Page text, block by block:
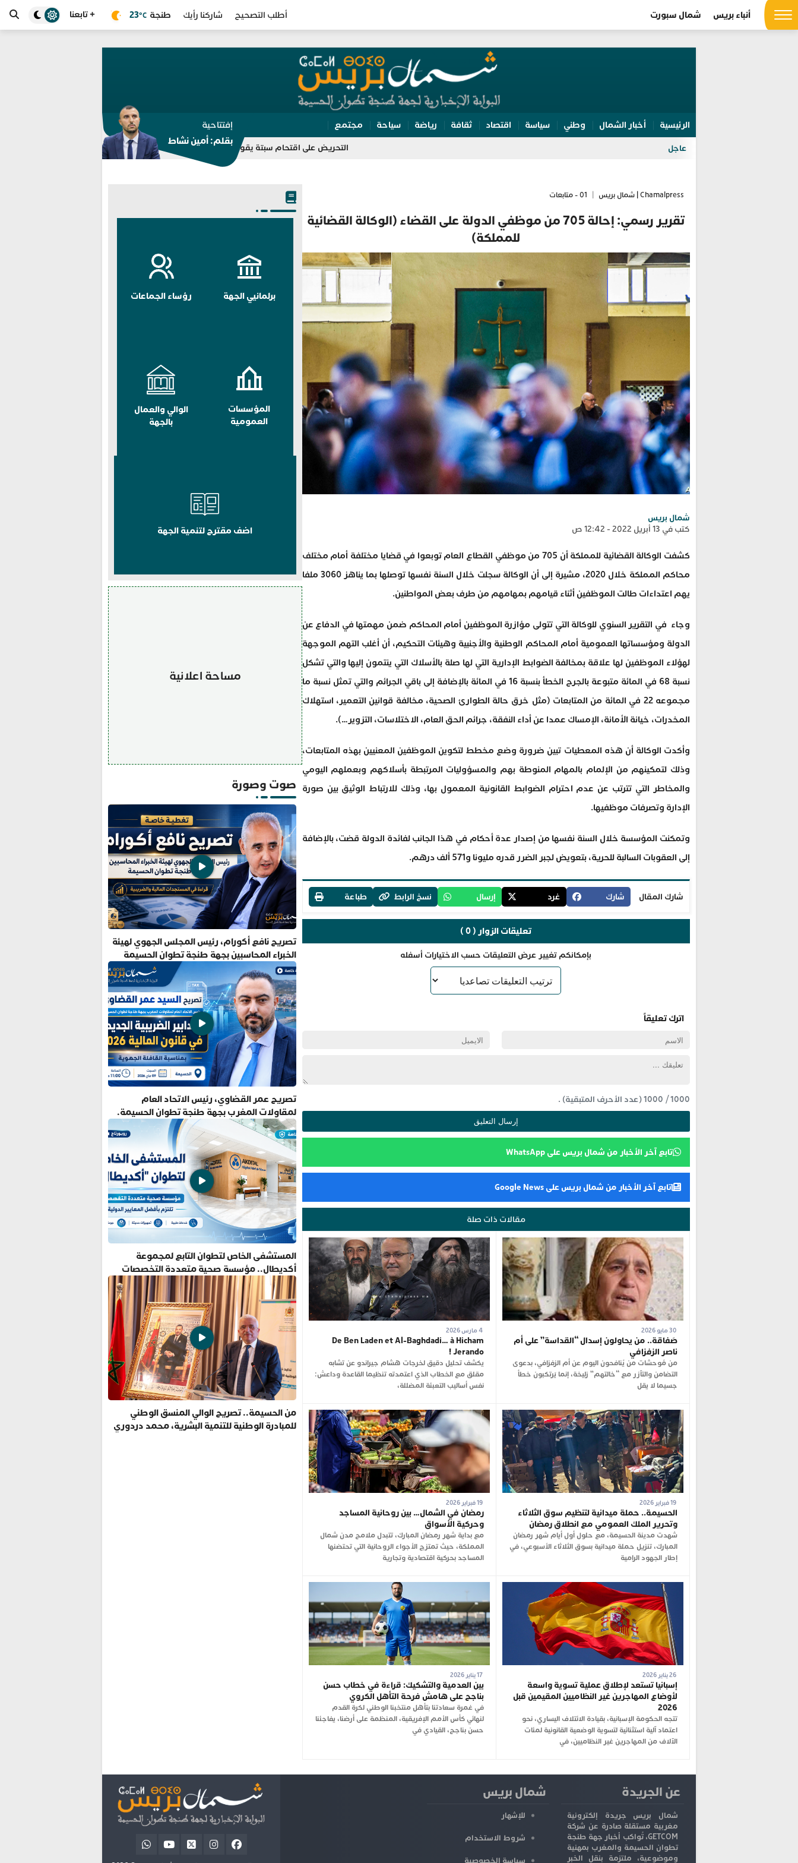
أنباء بريس شمال سبورت أطلب التصحيح شاركنا رأيك طنجة 23 °C + تابعنا
الرئيسية أخبار الشمال وطني سياسة اقتصاد ثقافة رياضة سياحة مجتمع
عاجل التحريض على اقتحام سبتة يقود مسيري مجموعة “واتساب” للتوقيف بالفنيدق وتطوان
إفتتاحية
بقلم: أمين نشاط
Chamalpress | شمال بريس 01 - متابعات
تقرير رسمي: إحالة 705 من موظفي الدولة على القضاء (الوكالة القضائية
للمملكة)
شمال بريس
كتب في 13 أبريل 2022 - 12:42 ص
كشفت الوكالة القضائية للمملكة أن 705 من موظفي القطاع العام توبعوا في قضايا مختلفة أمام مختلف
محاكم المملكة خلال 2020، مشيرة إلى أن الوكالة سجلت خلال السنة نفسها توصلها بما يناهز 3060 ملفا
يهم اعتداءات طالت الموظفين أثناء قيامهم بمهامهم من طرف بعض المواطنين.
وجاء في التقرير السنوي للوكالة التي تتولى مؤازرة الموظفين أمام المحاكم ضمن مهمتها في الدفاع عن
الدولة ومؤسساتها العمومية أمام المحاكم الوطنية والأجنبية وهيئات التحكيم، أن أغلب التهم الموجهة
لهؤلاء الموظفين لها علاقة بمخالفة الضوابط الإدارية التي لها صلة بالأسلاك التي ينتمون إليها والتي تشكل
نسبة 68 في المائة متبوعة بالجرح الخطأ بنسبة 16 في المائة بالإضافة إلى باقي الجرائم والتي تمثل نسبة ما
مجموعه 22 في المائة من المتابعات (مثل خرق حالة الطوارئ الصحية، مخالفة قوانين التعمير، استهلاك
المخدرات، خيانة الأمانة، الإمساك عمدا عن أداء النفقة، جرائم الحق العام، الاختلاسات، التزوير…).
وأكدت الوكالة أن هذه المعطيات تبين ضرورة وضع مخطط لتكوين الموظفين المعنيين بهذه المتابعات،
وذلك لتمكينهم من الإلمام بالمهام المنوطة بهم والمسؤوليات المرتبطة بأسلاكهم وبعملهم اليومي
والمخاطر التي تترتب عن عدم احترام الضوابط القانونية المعمول بها، وذلك للارتباط الوثيق بين صورة
الإدارة وتصرفات موظفيها.
وتمكنت المؤسسة خلال السنة نفسها من إصدار عدة أحكام في هذا الجانب لفائدة الدولة قضت، بالإضافة
إلى العقوبات السالبة للحرية، بتعويض لجبر الضرر قدره مليونا و571 ألف درهم.
شارك المقال شارك غرد إرسال نسخ الرابط طباعة
تعليقات الزوار ( 0 )
بإمكانكم تغيير عرض التعليقات حسب الاختيارات أسفله
اترك تعليقاً
1000
/
1000(عدد الأحرف المتبقية) .
تابع آخر الأخبار من شمال بريس على WhatsApp
تابع آخر الأخبار من شمال بريس على Google News
مقالات ذات صلة
صَفاقة.. من يحاولون إسدال “القداسة” على أم
ناصر الزفزافي
من مُوحشات من يُنافحون اليوم عن أم الزفزافي، بدعوى
التضامن والتآزر مع “خالتهم” زليخة، إنما يَرتكبون خطأ
جسيما لا يقل
4 مارس 2026
De Ben Laden et Al-Baghdadi… à Hicham
Jerando !
يكشف تحليل دقيق لخرجات هشام جيراندو عن تشابه
مقلق مع الخطاب الذي اعتمدته تنظيما القاعدة وداعش:
نفس أساليب التعبئة المضللة،
الحسيمة.. حملة ميدانية لتنظيم سوق الثلاثاء
وتحرير الملك العمومي مع انطلاق رمضان
شهدت مدينة الحسيمة، مع حلول أول أيام شهر رمضان
المبارك، تنزيل حملة ميدانية بسوق الثلاثاء الأسبوعي، في
إطار الجهود الرامية
19 فبراير 2026
رمضان في الشمال… بين روحانية المساجد
وحركية الأسواق
مع بداية شهر رمضان المبارك، تتبدل ملامح مدن شمال
المملكة، حيث تمتزج الأجواء الروحانية التي تحتضنها
المساجد بحركية اقتصادية وتجارية
إسبانيا تستعد لإطلاق عملية تسوية واسعة
لأوضاع المهاجرين غير النظاميين المقيمين قبل
2026
تتجه الحكومة الإسبانية، بقيادة الائتلاف اليساري، نحو
اعتماد آلية استثنائية لتسوية الوضعية القانونية لمئات
الآلاف من المهاجرين غير النظاميين، في
17 يناير 2026
بين العدمية والتشكيك: قراءة في خطاب حسن
بناجح على هامش فرحة التأهل الكروي
في غمرة سعادتنا بتأهل منتخبنا الوطني لكرة القدم
لنهائي كأس الأمم الإفريقية، المنظمة على أرضنا، يفاجئنا
حسن بناجح، القيادي في
برلمانيي الجهة رؤساء الجماعات
المؤسسات
العمومية
الوالي والعمال
بالجهة
اضف مقترح لتنمية الجهة
مساحة اعلانية
صوت وصورة
تصريح نافع أكورام، رئيس المجلس الجهوي لهيئة
الخبراء المحاسبين بجهة طنجة تطوان الحسيمة
تصريح عمر القضاوي، رئيس الاتحاد العام
لمقاولات المغرب بجهة طنجة تطوان الحسيمة.
المستشفى الخاص لتطوان التابع لمجموعة
أكديطال.. مؤسسة صحية متعددة التخصصات
تلتزم بأفضل المعايير الدولية
من الحسيمة.. تصريح الوالي المنسق الوطني
للمبادرة الوطنية للتنمية البشرية، محمد دردوري
عن الجريدة
شمال بريس جريدة إلكترونية
مغربية مستقلة صادرة عن شركة
GETCOM، تُواكب أخبار جهة طنجة
تطوان الحسيمة والمغرب بمهنية
وموضوعية، ملتزمة بنقل الخبر
شمال بريس
للإشهار
شروط الاستخدام
سياسة الخصوصية